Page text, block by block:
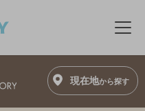
メ
現在地から探す